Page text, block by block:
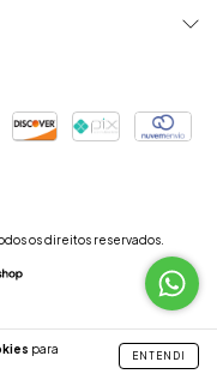
para
ENTENDI
os direitos reservados.